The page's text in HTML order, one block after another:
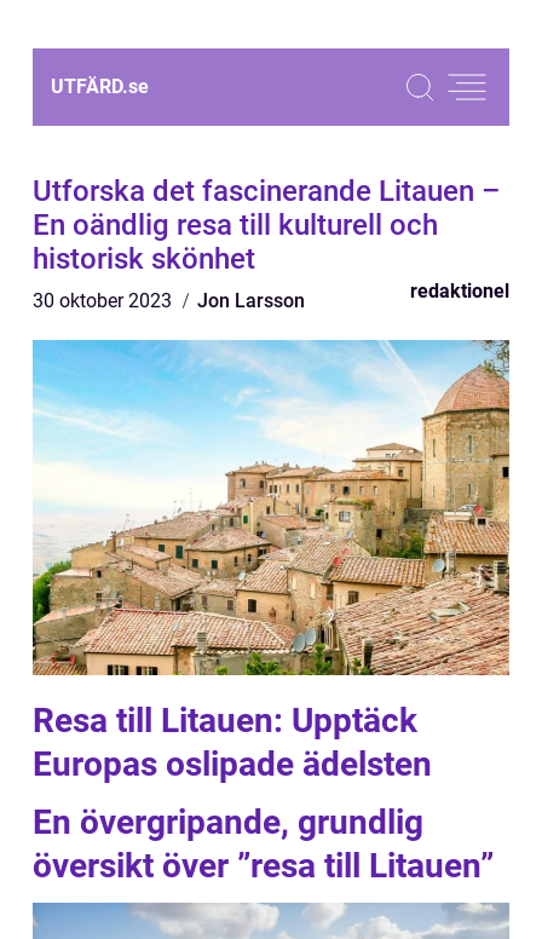
UTFÄRD.se
Utforska det fascinerande Litauen –
En oändlig resa till kulturell och
historisk skönhet
30 oktober 2023 Jon Larsson redaktionel
Resa till Litauen: Upptäck
Europas oslipade ädelsten
En övergripande, grundlig
översikt över ”resa till Litauen”